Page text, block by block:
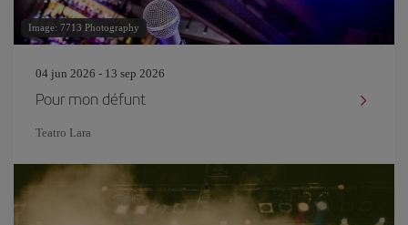
Image: 7713 Photography
04 jun 2026 - 13 sep 2026
Pour mon défunt
Teatro Lara